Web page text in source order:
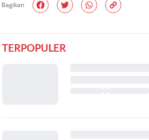
Bagikan
TERPOPULER